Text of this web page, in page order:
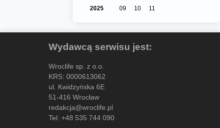
2025
09 10 11
Wydawcą serwisu jest:
Wroclife sp. z o.o.
KRS: 0000613062
ul. Kwidzyńska 6E
51-416 Wrocław
redakcja@wroclife.pl
Tel: +48 535 744 090